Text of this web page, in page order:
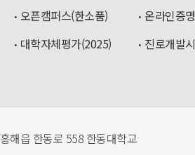
오픈캠퍼스(한소품)
온라인증
대학자체평가(2025)
진로개발
해읍 한동로 558 한동대학교